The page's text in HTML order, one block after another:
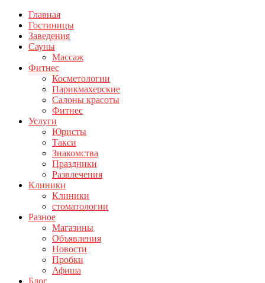
Главная
Гостиницы
Заведения
Сауны
Массаж
Фитнес
Косметологии
Парикмахерские
Салоны красоты
Фитнес
Услуги
Юристы
Такси
Знакомства
Праздники
Развлечения
Клиники
Клиники
стоматологии
Разное
Магазины
Объявления
Новости
Пробки
Афиша
Блог